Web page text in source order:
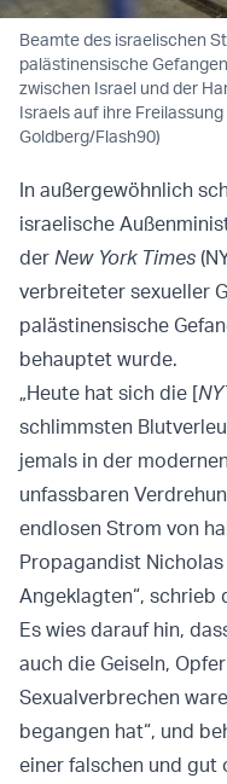
Beamte des israelischen
palästinensische
zwischen Israel und der
Israels auf ihre
Goldberg/Flash90)
In außergewöhnlich
israelische
der New York Times
verbreiteter sexueller
palästinensische
behauptet wurde.
„Heute hat sich die [
schlimmsten
jemals in der
unfassbaren
endlosen Strom von
Propagandist
Angeklagten“, schrieb
Es wies darauf hin,
auch die Geiseln,
Sexualverbrechen
begangen hat“, und
einer falschen und